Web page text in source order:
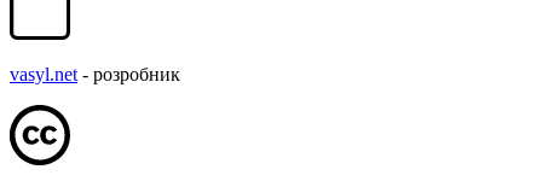
vasyl.net - розробник